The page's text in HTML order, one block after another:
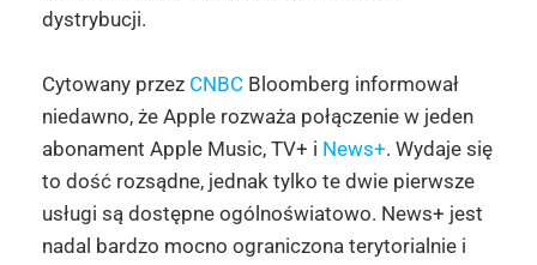
dystrybucji.
Cytowany przez CNBCBloomberg informował
niedawno, że Apple rozważa połączenie w jeden
abonament Apple Music, TV+ i News+. Wydaje się
to dość rozsądne, jednak tylko te dwie pierwsze
usługi są dostępne ogólnoświatowo. News+ jest
nadal bardzo mocno ograniczona terytorialnie i